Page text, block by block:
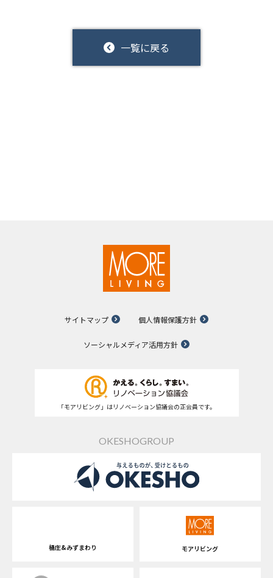
一覧に戻る
サイトマップ 個人情報保護方針
ソーシャルメディア活用方針
「モアリビング」はリノベーション協議会の正会員です。
OKESHOGROUP
桶庄&みずまわり モアリビング